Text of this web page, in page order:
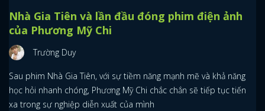
Nhà Gia Tiên và lần đầu đóng phim điện ảnh
của Phương Mỹ Chi
Trường Duy
Sau phim Nhà Gia Tiên, với sự tiềm năng mạnh mẽ và khả năng
học hỏi nhanh chóng, Phương Mỹ Chi chắc chắn sẽ tiếp tục tiến
xa trong sự nghiệp diễn xuất của mình